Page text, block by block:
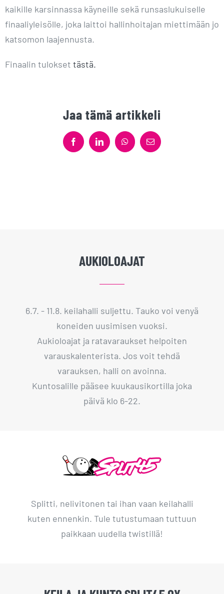
kaikille karsinnassa käyneille sekä runsaslukuiselle
finaaliyleisölle, joka laittoi hallinhoitajan miettimään jo
katsomon laajennusta.
Finaalin tulokset tästä.
Jaa tämä artikkeli
FacebookLinkedInWhatsAppSähköposti
AUKIOLOAJAT
6.7. - 11.8. keilahalli suljettu. Tauko voi venyä
koneiden uusimisen vuoksi.
Aukioloajat ja ratavaraukset helpoiten
varauskalenterista. Jos voit tehdä
varauksen, halli on avoinna.
Kuntosalille pääsee kuukausikortilla joka
päivä klo 6-22.
Splitti, nelivitonen tai ihan vaan keilahalli
kuten ennenkin. Tule tutustumaan tuttuun
paikkaan uudella twistillä!